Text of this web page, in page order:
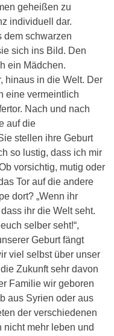
geheißen zu
individuell dar.
dem schwarzen
sich ins Bild. Den
ein Mädchen.
hinaus in die Welt. Der
eine vermeintlich
Nach und nach
auf die
stellen ihre Geburt
so lustig, dass ich mir
vorsichtig, mutig oder
Tor auf die andere
dort? „Wenn ihr
ihr die Welt seht.
selber seht!“,
Geburt fängt
viel selbst über unser
Zukunft sehr davon
Familie wir geboren
aus Syrien oder aus
der verschiedenen
mehr leben und